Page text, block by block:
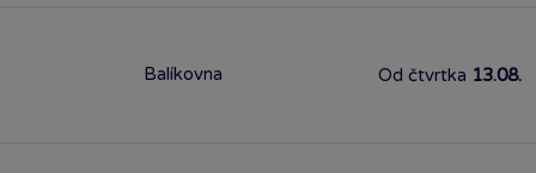
Balíkovna Od čtvrtka 13.08.